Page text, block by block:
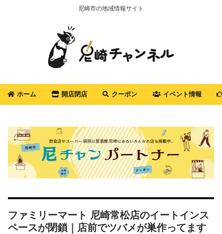
尼崎市の地域情報サイト
ホーム 開店閉店 クーポン イベント情報
ファミリーマート 尼崎常松店のイートインス
ペースが閉鎖｜店前でツバメが巣作ってます